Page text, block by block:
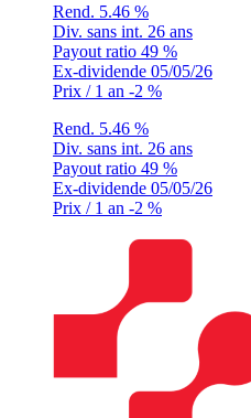
Rend. 5.46 %
Div. sans int. 26 ans
Payout ratio 49 %
Ex-dividende 05/05/26
Prix / 1 an -2 %
Rend. 5.46 %
Div. sans int. 26 ans
Payout ratio 49 %
Ex-dividende 05/05/26
Prix / 1 an -2 %